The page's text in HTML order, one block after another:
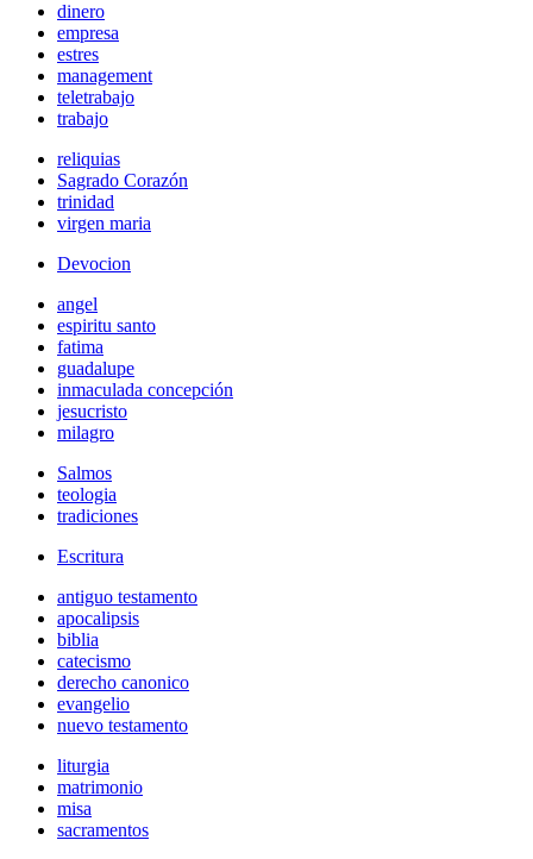
dinero
empresa
estres
management
teletrabajo
trabajo
reliquias
Sagrado Corazón
trinidad
virgen maria
Devocion
angel
espiritu santo
fatima
guadalupe
inmaculada concepción
jesucristo
milagro
Salmos
teologia
tradiciones
Escritura
antiguo testamento
apocalipsis
biblia
catecismo
derecho canonico
evangelio
nuevo testamento
liturgia
matrimonio
misa
sacramentos